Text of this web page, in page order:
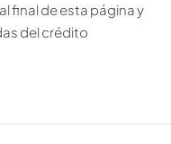
final de esta página y
del crédito